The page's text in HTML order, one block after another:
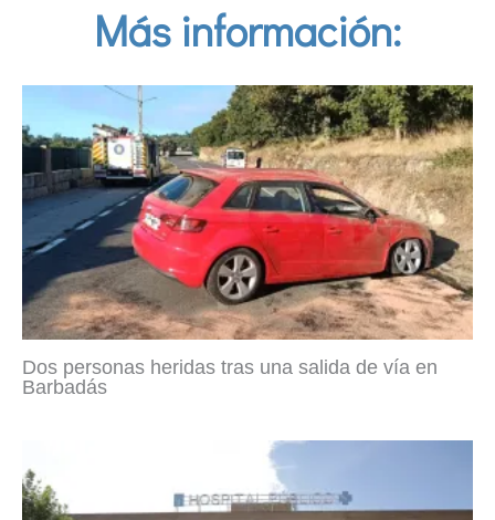
Más información:
Dos personas heridas tras una salida de vía en
Barbadás